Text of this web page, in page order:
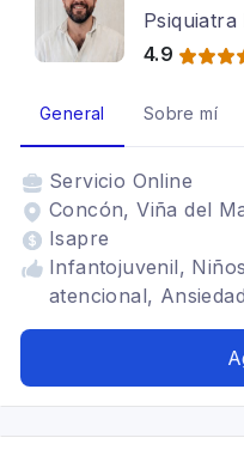
4.9
General Sobre mí
Servicio Online
Concón, Viña del
Isapre
Infantojuvenil,
atencional,